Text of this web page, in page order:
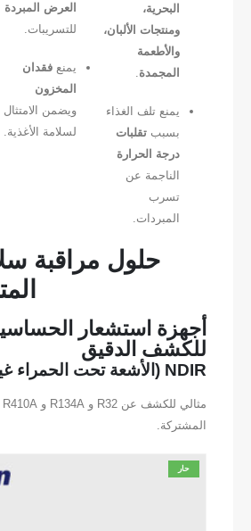
البحرية،
ومنتجات الألبان،
والأطعمة
المجمدة.
يمنع تلف الغذاء
بسبب تقلبات
درجة الحرارة
الناجمة عن
تسرب
المبردات.
العرض المبردة
للتسريبات.
يمنع فقدان
المخزون
ويضمن الامتثال
لسلامة الأغذية.
حلول مراقبة
أجهزة استشعار
للكشف الدقيق
NDIR (الأشعة تحت الحمراء غير المشتتة)
المشتركة.
حار